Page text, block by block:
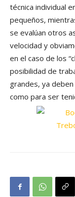
técnica individual
pequeños,
se evalúan otros
velocidad y
en el caso de los
posibilidad de
grandes, ya
como para ser